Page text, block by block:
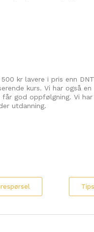
kr lavere i pris enn
kurs. Vi har også en
god oppfølgning. Vi har
utdanning.